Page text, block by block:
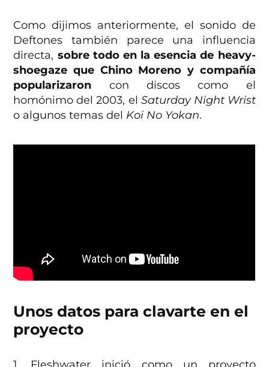
Como dijimos anteriormente, el sonido de
Deftones también parece una influencia
directa, sobre todo en la esencia de heavy-
shoegaze que Chino Moreno y compañía
popularizaron con discos como el
homónimo del 2003, el Saturday Night Wrist
o algunos temas del Koi No Yokan.
Unos datos para clavarte en el
proyecto